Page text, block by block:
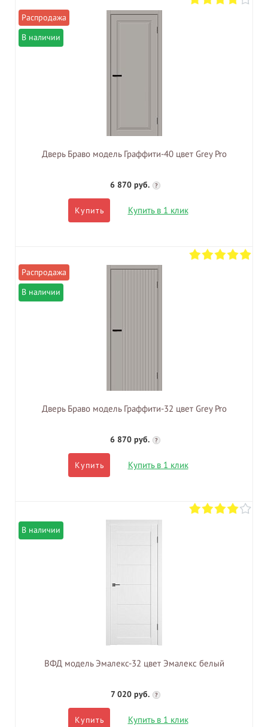
В наличии
Дверь Браво модель Граффити-40 цвет Grey Pro
6 870 руб. ?
Купить Купить в 1 клик
В наличии
Дверь Браво модель Граффити-32 цвет Grey Pro
6 870 руб. ?
Купить Купить в 1 клик
В наличии
ВФД модель Эмалекс-32 цвет Эмалекс белый
7 020 руб. ?
Купить Купить в 1 клик